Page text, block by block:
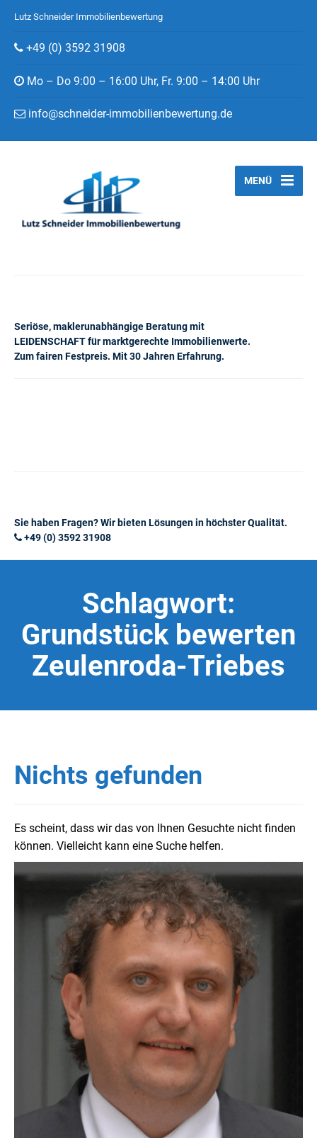
Lutz Schneider Immobilienbewertung
+49 (0) 3592 31908
Mo – Do 9:00 – 16:00 Uhr, Fr. 9:00 – 14:00 Uhr
info@schneider-immobilienbewertung.de
Seriöse, maklerunabhängige Beratung mit
LEIDENSCHAFT für marktgerechte Immobilienwerte.
Zum fairen Festpreis. Mit 30 Jahren Erfahrung.
MENÜ
Sie haben Fragen? Wir bieten Lösungen in höchster Qualität.
+49 (0) 3592 31908
Schlagwort:
Grundstück bewerten
Zeulenroda-Triebes
Nichts gefunden
Es scheint, dass wir das von Ihnen Gesuchte nicht finden
können. Vielleicht kann eine Suche helfen.